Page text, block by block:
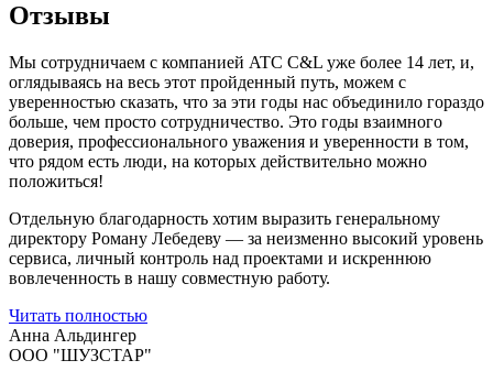
Отзывы
Мы сотрудничаем с компанией ATC C&L уже более 14 лет, и,
оглядываясь на весь этот пройденный путь, можем с
уверенностью сказать, что за эти годы нас объединило гораздо
больше, чем просто сотрудничество. Это годы взаимного
доверия, профессионального уважения и уверенности в том,
что рядом есть люди, на которых действительно можно
положиться!
Отдельную благодарность хотим выразить генеральному
директору Роману Лебедеву — за неизменно высокий уровень
сервиса, личный контроль над проектами и искреннюю
вовлеченность в нашу совместную работу.
Читать полностью
Анна Альдингер
ООО "ШУЗСТАР"